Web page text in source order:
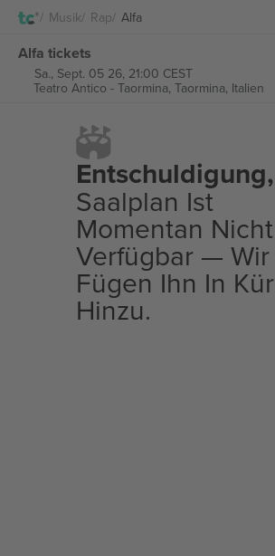
Musik Rap Alfa
Alfa tickets
Sa., Sept. 05 26, 21:00 CEST
Teatro Antico - Taormina, Taormina, Italien
Entschuldigung,
Saalplan Ist
Momentan Nicht
Verfügbar — Wir
Fügen Ihn In
Hinzu.